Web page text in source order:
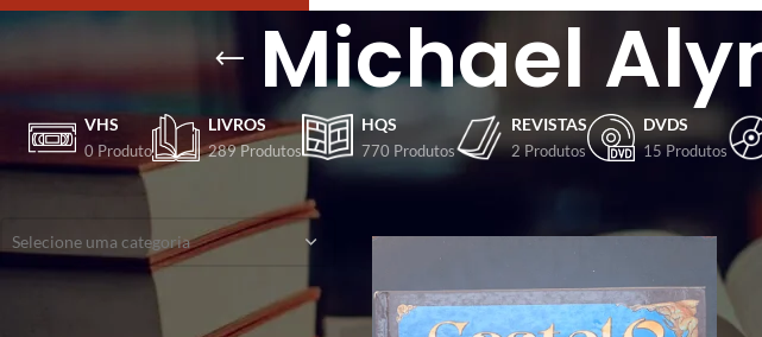
Michael
VHS
0 Produto
LIVROS
289 Produtos
HQS
770 Produtos
REVISTAS
2 Produtos
DVDS
15 Produtos
CATEGORIAS
Selecione uma categoria
Início/Produtos marcados com a tag “Michael Alyn